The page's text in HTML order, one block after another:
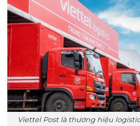
Viettel Post là thương hiệu